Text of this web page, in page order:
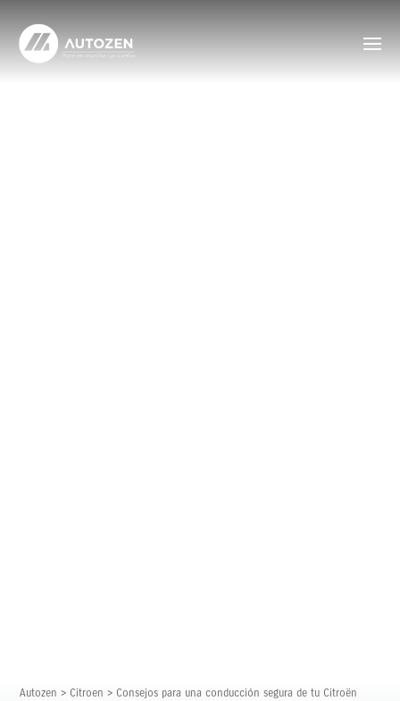
Autozen > Citroen > Consejos para una conducción segura de tu Citroën